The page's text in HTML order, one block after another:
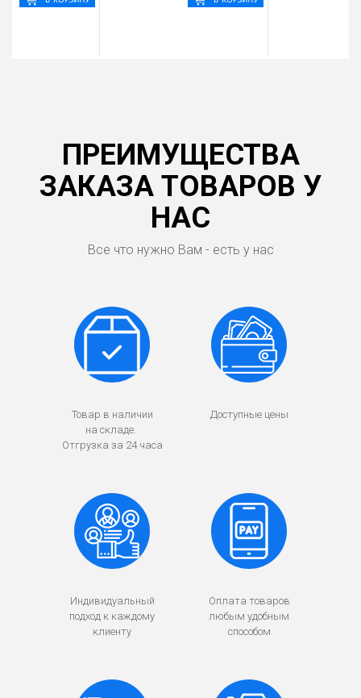
ПРЕИМУЩЕСТВА
ЗАКАЗА ТОВАРОВ У
НАС
Все что нужно Вам - есть у нас
Товар в наличии
на складе.
Отгрузка за 24 часа
Доступные цены
Индивидуальный
подход к каждому
клиенту
Оплата товаров
любым удобным
способом